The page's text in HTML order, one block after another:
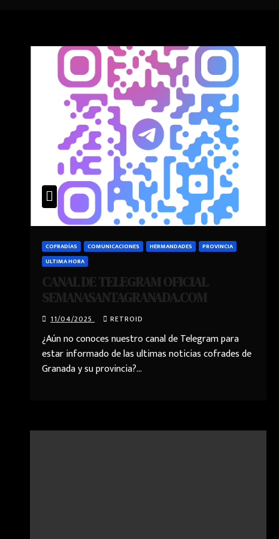
COFRADÍAS COMUNICACIONES HERMANDADES
PROVINCIA
ULTIMA HORA
CANAL DE TELEGRAM OFICIAL
SEMANASANTAGRANADA.COM
11/04/2025 RETROID
¿Aún no conoces nuestro canal de Telegram para
estar informado de las ultimas noticias cofrades de
Granada y su provincia?…